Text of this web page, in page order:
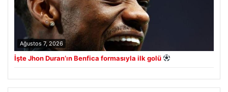
Ağustos 7, 2026
İşte Jhon Duran’ın Benfica formasıyla ilk golü